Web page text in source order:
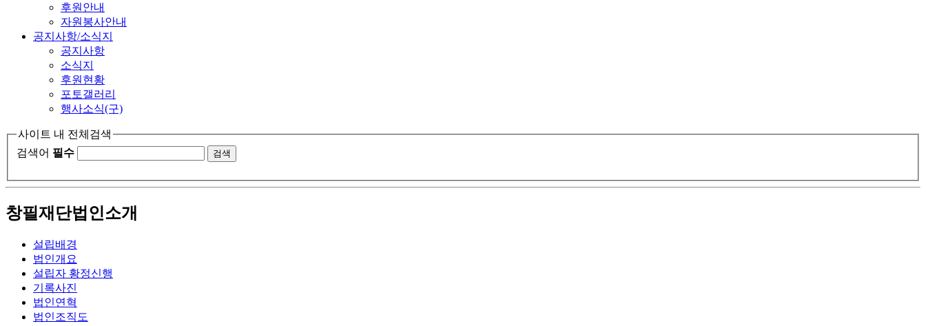
후원안내
자원봉사안내
공지사항/소식지
공지사항
소식지
후원현황
포토갤러리
행사소식(구)
사이트 내 전체검색
검색어 필수
창필재단법인소개
설립배경
법인개요
설립자 황정신행
기록사진
법인연혁
법인조직도